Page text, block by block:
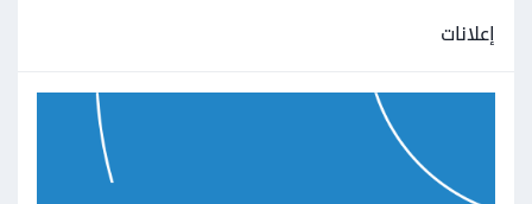
إعلانات